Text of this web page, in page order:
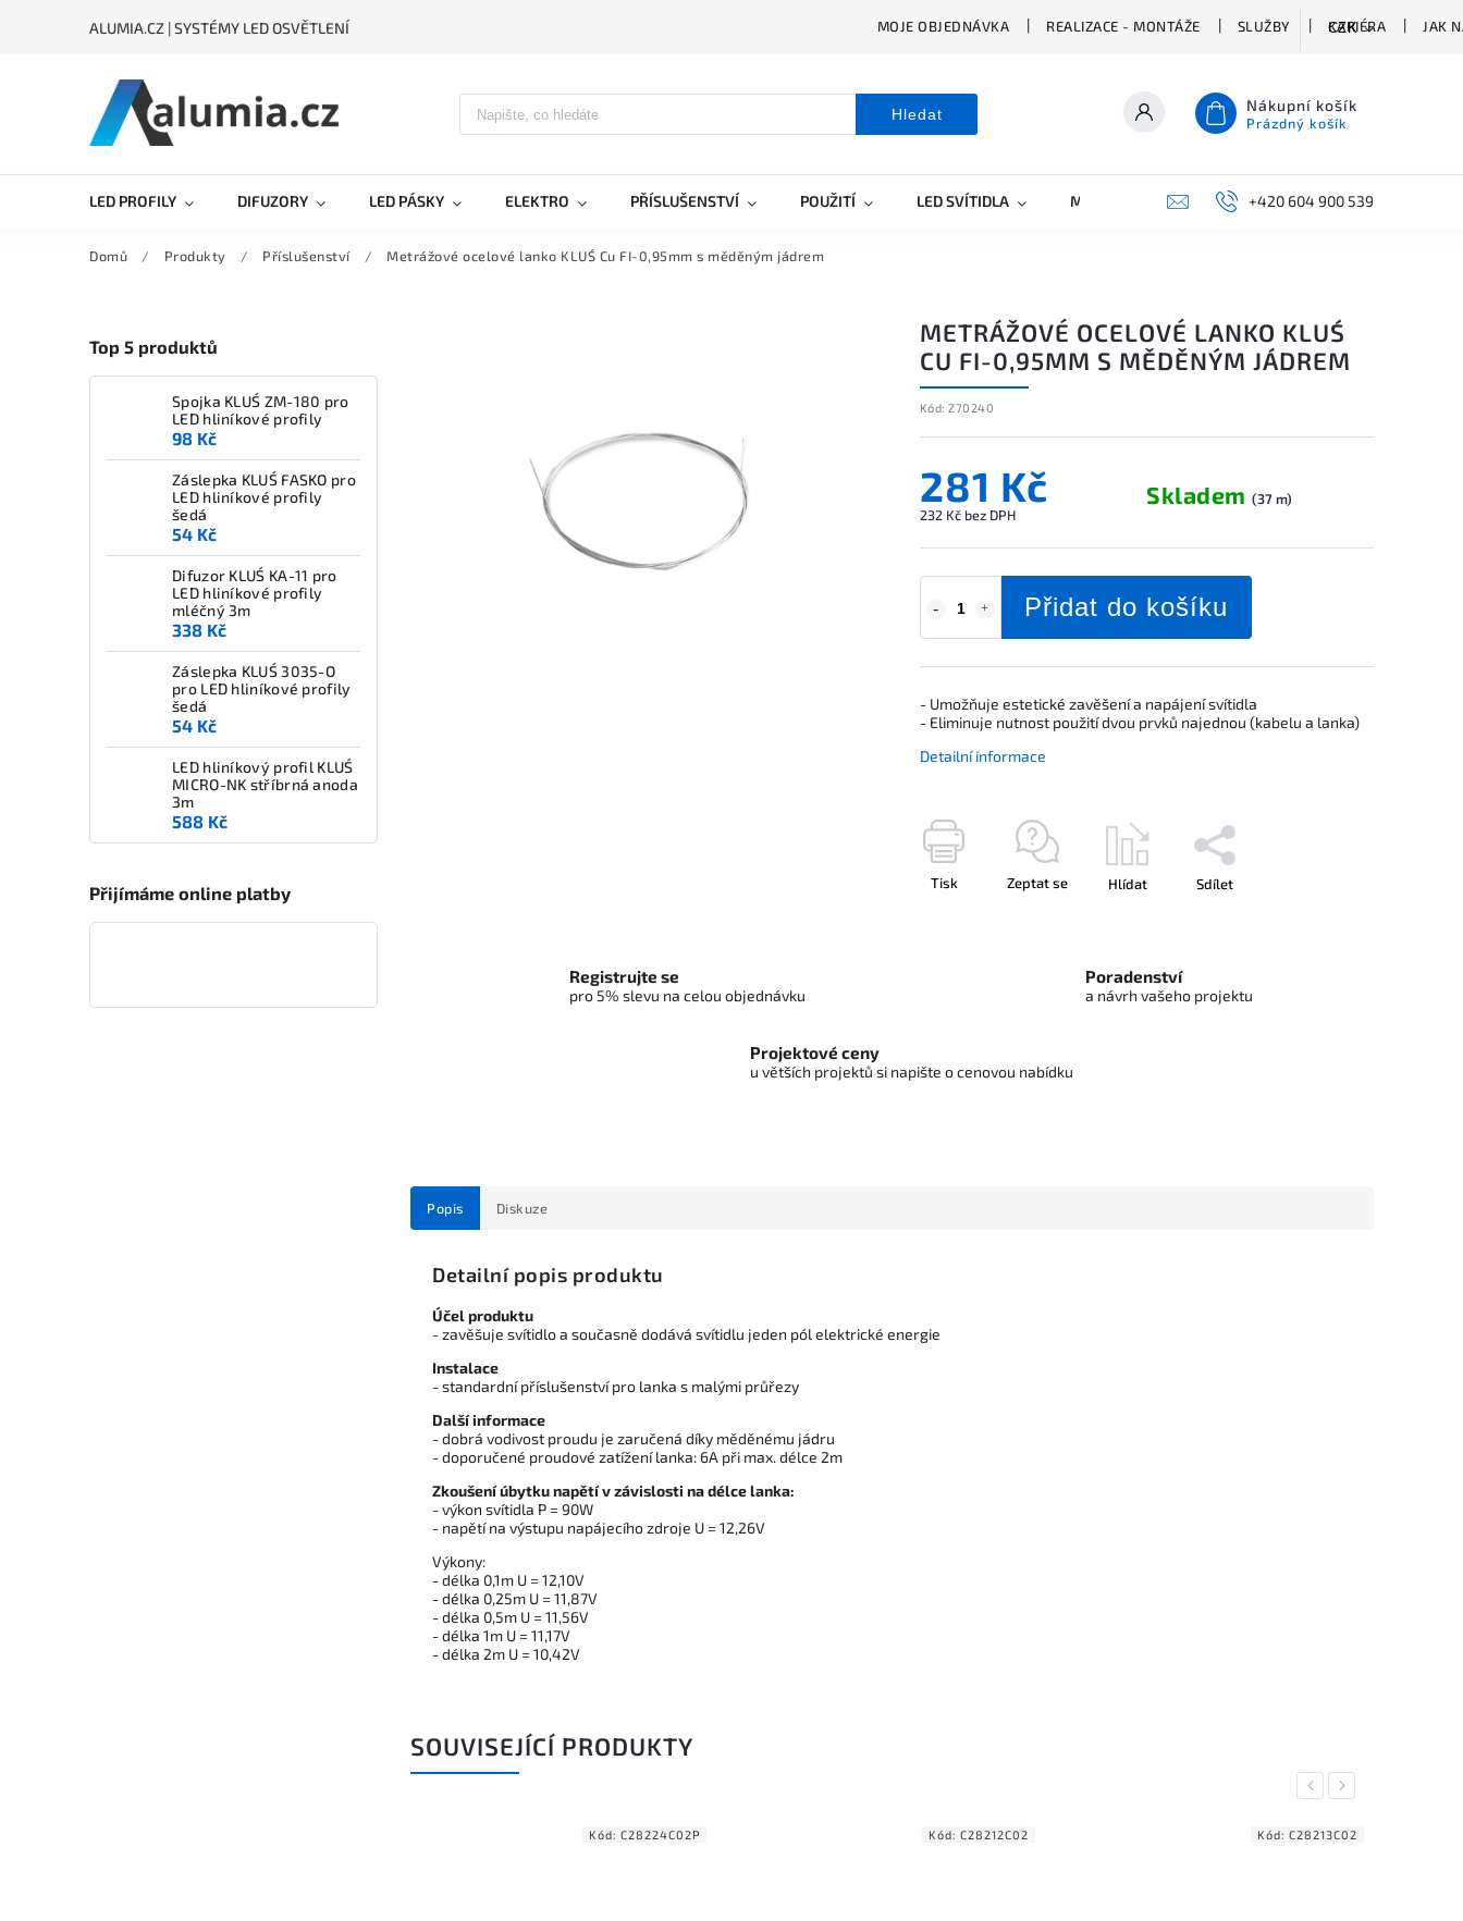
ALUMIA.CZ | SYSTÉMY LED OSVĚTLENÍ MOJE OBJEDNÁVKA REALIZACE - MONTÁŽE SLUŽBY KARIÉRA JAK
CZK
Hledat Nákupní košík
Prázdný košík
LED PROFILY DIFUZORY LED PÁSKY ELEKTRO PŘÍSLUŠENSTVÍ POUŽITÍ LED SVÍTIDLA MARKETING KONTAKTY+420 604 900 539
Domů / Produkty / Příslušenství / Metrážové ocelové lanko KLUŚ Cu FI-0,95mm s měděným jádrem
Top 5 produktů
Spojka KLUŚ ZM-180 pro
LED hliníkové profily
98 Kč
Záslepka KLUŚ FASKO pro
LED hliníkové profily
šedá
54 Kč
Difuzor KLUŚ KA-11 pro
LED hliníkové profily
mléčný 3m
338 Kč
Záslepka KLUŚ 3035-O
pro LED hliníkové profily
šedá
54 Kč
LED hliníkový profil KLUŚ
MICRO-NK stříbrná anoda
3m
588 Kč
Přijímáme online platby
METRÁŽOVÉ OCELOVÉ LANKO KLUŚ
CU FI-0,95MM S MĚDĚNÝM JÁDREM
Kód: Z70240
281 Kč
232 Kč bez DPH
Skladem(37 m)
Přidat do košíku
- Umožňuje estetické zavěšení a napájení svítidla
- Eliminuje nutnost použití dvou prvků najednou (kabelu a lanka)
Detailní informace
Tisk Zeptat se Hlídat Sdílet
Registrujte se
pro 5% slevu na celou objednávku
Poradenství
a návrh vašeho projektu
Projektové ceny
u větších projektů si napište o cenovou nabídku
Popis Diskuze
Detailní popis produktu
Účel produktu
- zavěšuje svítidlo a současně dodává svítidlu jeden pól elektrické energie
Instalace
- standardní příslušenství pro lanka s malými průřezy
Další informace
- dobrá vodivost proudu je zaručená díky měděnému jádru
- doporučené proudové zatížení lanka: 6A při max. délce 2m
Zkoušení úbytku napětí v závislosti na délce lanka:
- výkon svítidla P = 90W
- napětí na výstupu napájecího zdroje U = 12,26V
Výkony:
- délka 0,1m U = 12,10V
- délka 0,25m U = 11,87V
- délka 0,5m U = 11,56V
- délka 1m U = 11,17V
- délka 2m U = 10,42V
SOUVISEJÍCÍ PRODUKTY
Previous
Kód: C28224C02P Kód: C28212C02 Kód: C28213C02
Next